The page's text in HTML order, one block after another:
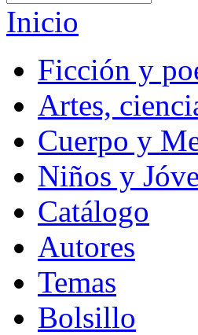
Inicio
Ficción y
Artes,
Cuerpo y
Niños y
Catálogo
Autores
Temas
Bolsillo